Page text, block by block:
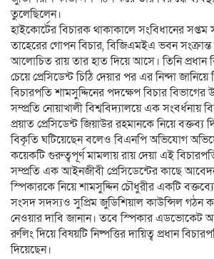
তুলেছিলেন।
হাইকোর্টের বিচারক থাকাকালে সংবিধানের
তাহেরের গোপন বিচার, বিজিএমইএ ভবন
আলোচিত রায় তার হাত দিয়ে আসে। তিনি প্রধান
চেয়ে প্রেসিডেন্ট চিঠি দেয়ার পর এর নিন্দা
বিচারপতি শামসুদ্দিনের পদক্ষেপ বিচার
সম্প্রতি নোয়াখালী বিশ্ববিদ্যালয়ে এক সংবর্ধনায়
প্রয়াত প্রেসিডেন্ট জিয়াউর রহমানকে নিয়ে বক্তব্য
বিকৃতি ঘটিয়েছেন বলেও বিএনপি অভিযোগ
কয়েকটি গুরুত্বপূর্ণ মামলায় রায় দেয়া এই
সম্প্রতি এক আইনজীবী প্রেসিডেন্টের কাছে
স্পিকারকে নিয়ে শামসুদ্দিন চৌধুরীর একটি
সংসদ সদস্যও সুপ্রিম জুডিশিয়াল কাউন্সিল গঠন
নেওয়ার দাবি জানান। তবে স্পিকার এডভোকেট
রুলিং দিয়ে বিষয়টি নিষ্পত্তির দায়িত্ব প্রধান
দিয়েছেন।